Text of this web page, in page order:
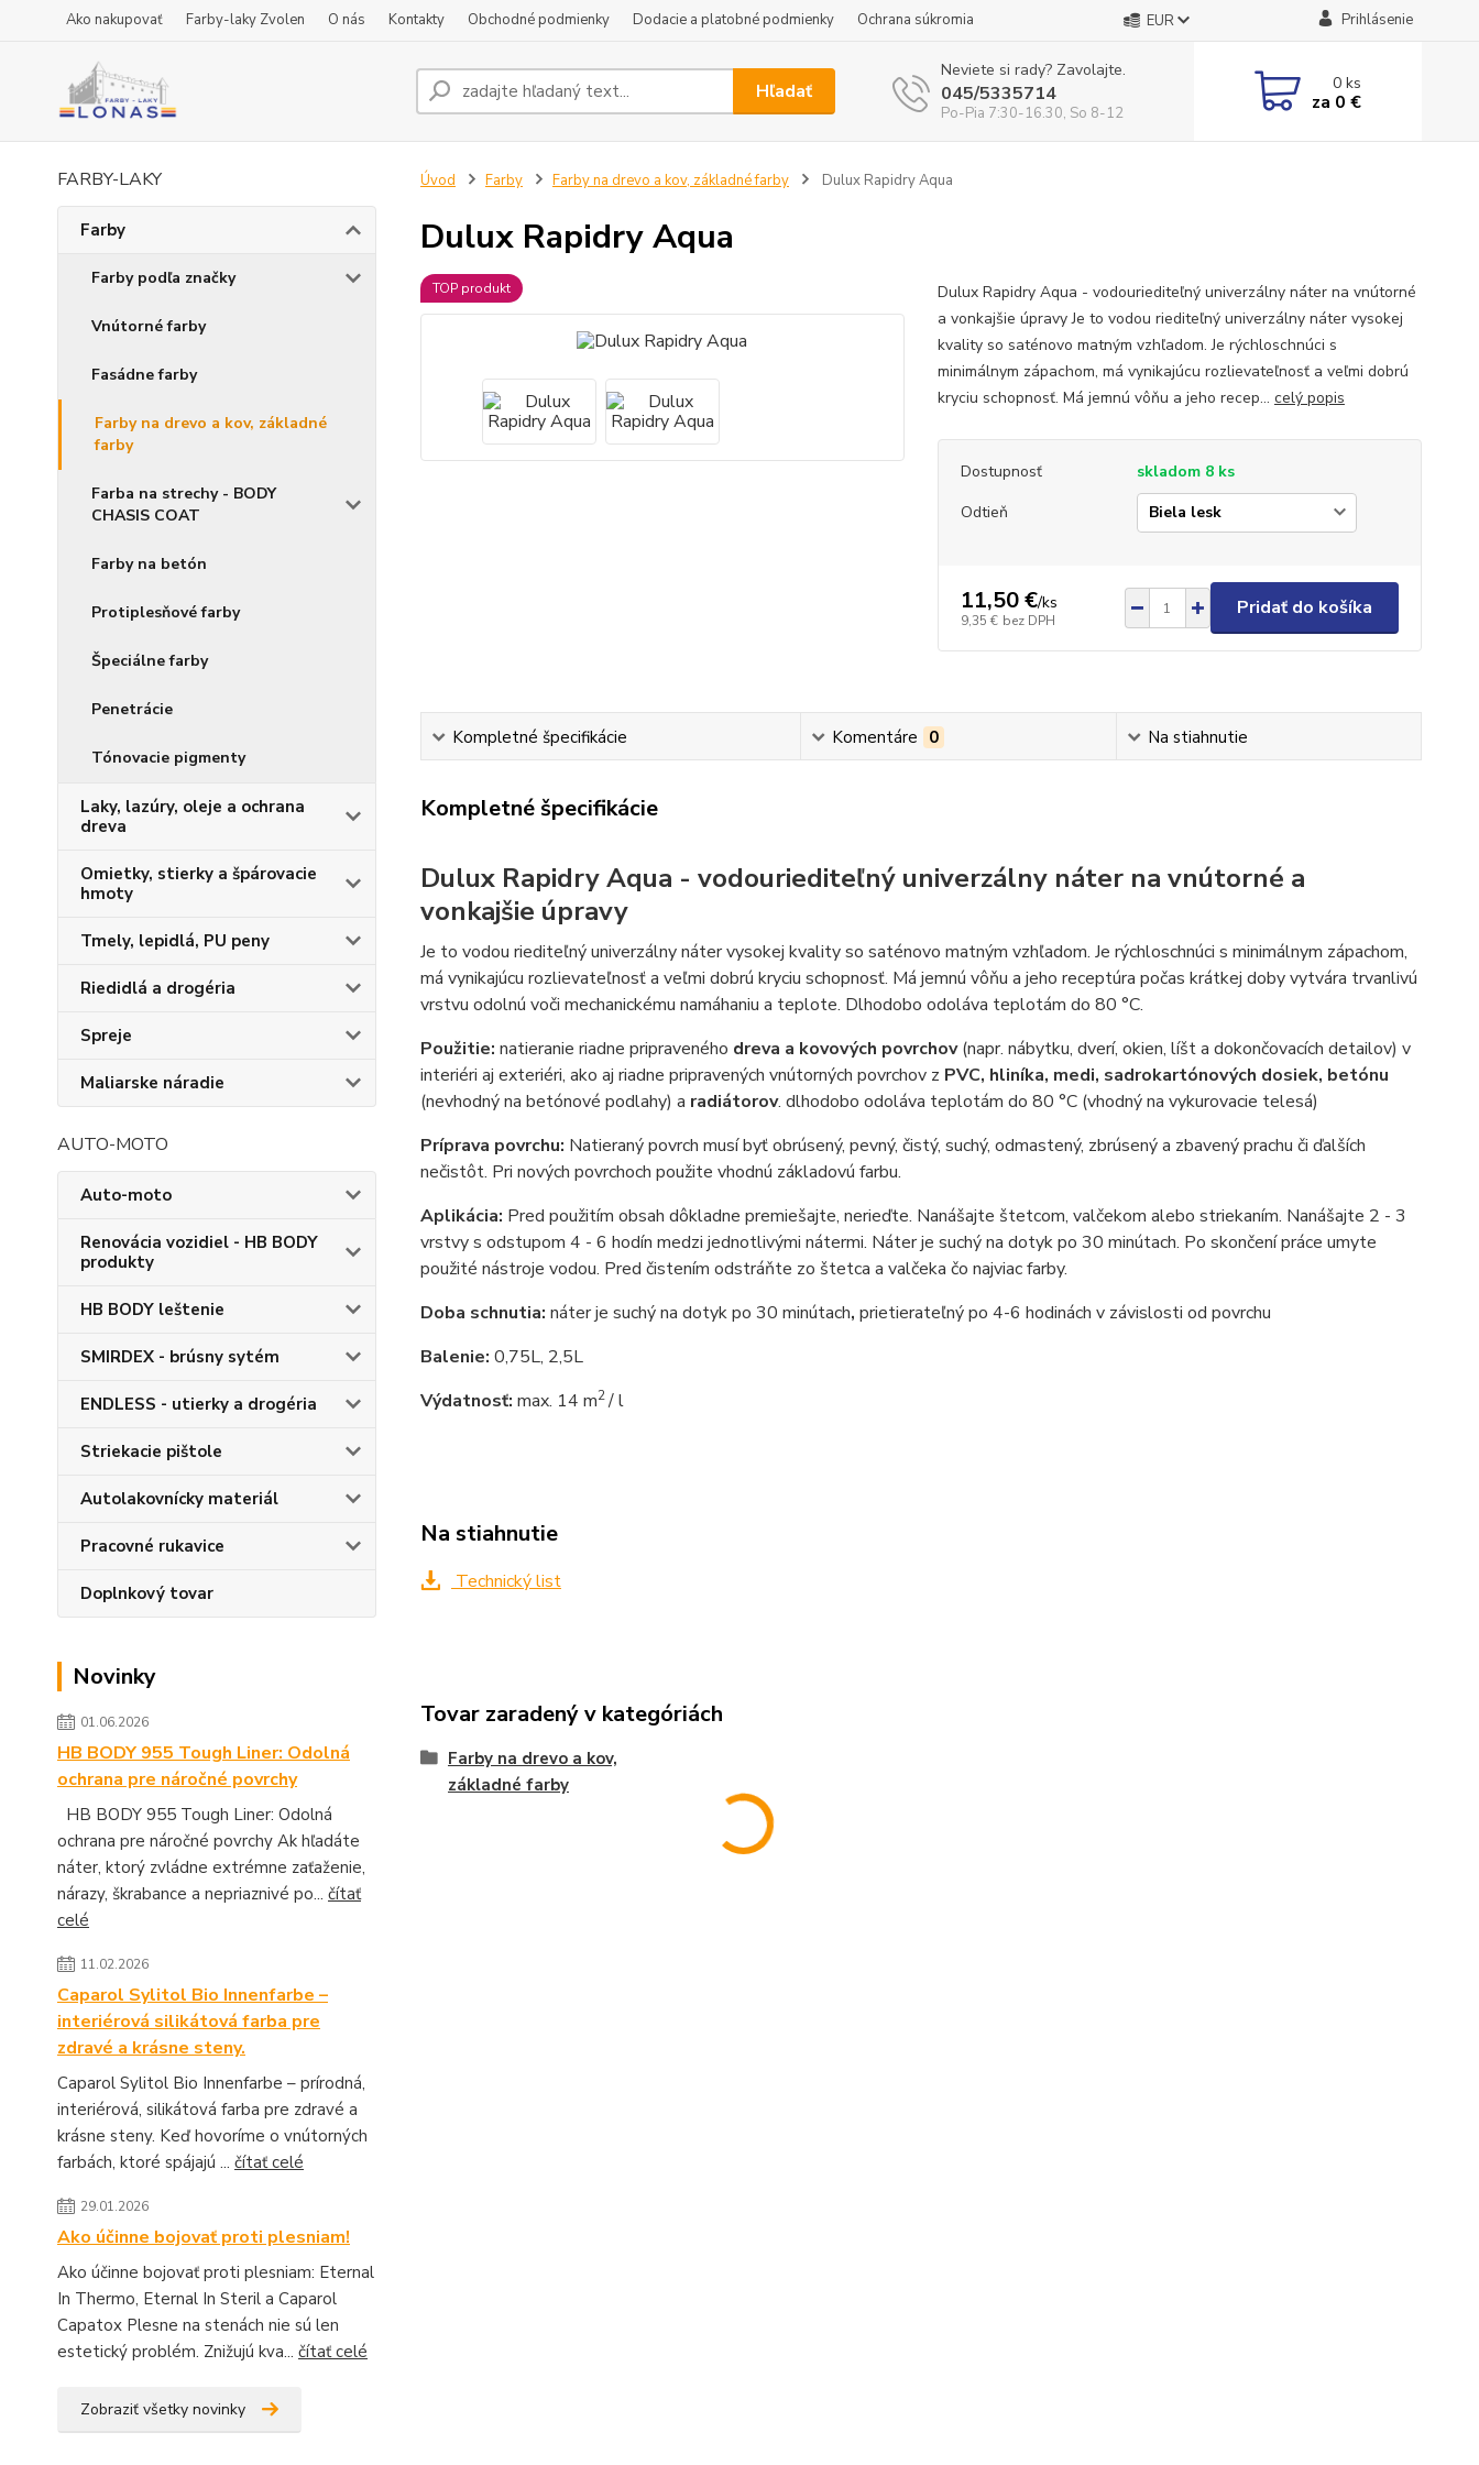
Ako nakupovať Farby-laky Zvolen O nás Kontakty Obchodné podmienky Dodacie a platobné podmienky Ochrana súkromia EUR Prihlásenie
Hľadať
Neviete si rady? Zavolajte.
045/5335714
Po-Pia 7:30-16.30, So 8-12
0ks
za 0 €
FARBY-LAKY
Farby
Farby podľa značky
Vnútorné farby
Fasádne farby
Farby na drevo a kov, základné
farby
Farba na strechy - BODY
CHASIS COAT
Farby na betón
Protiplesňové farby
Špeciálne farby
Penetrácie
Tónovacie pigmenty
Laky, lazúry, oleje a ochrana
dreva
Omietky, stierky a špárovacie
hmoty
Tmely, lepidlá, PU peny
Riedidlá a drogéria
Spreje
Maliarske náradie
AUTO-MOTO
Auto-moto
Renovácia vozidiel - HB BODY
produkty
HB BODY leštenie
SMIRDEX - brúsny sytém
ENDLESS - utierky a drogéria
Striekacie pištole
Autolakovnícky materiál
Pracovné rukavice
Doplnkový tovar
Novinky
01.06.2026
HB BODY 955 Tough Liner: Odolná
ochrana pre náročné povrchy
HB BODY 955 Tough Liner: Odolná
ochrana pre náročné povrchy Ak hľadáte
náter, ktorý zvládne extrémne zaťaženie,
nárazy, škrabance a nepriaznivé po... čítať
celé
11.02.2026
Caparol Sylitol Bio Innenfarbe –
interiérová silikátová farba pre
zdravé a krásne steny.
Caparol Sylitol Bio Innenfarbe – prírodná,
interiérová, silikátová farba pre zdravé a
krásne steny. Keď hovoríme o vnútorných
farbách, ktoré spájajú ... čítať celé
29.01.2026
Ako účinne bojovať proti plesniam!
Ako účinne bojovať proti plesniam: Eternal
In Thermo, Eternal In Steril a Caparol
Capatox Plesne na stenách nie sú len
estetický problém. Znižujú kva... čítať celé
Zobraziť všetky novinky
Úvod Farby Farby na drevo a kov, základné farby Dulux Rapidry Aqua
Dulux Rapidry Aqua
TOP produkt
Dulux Rapidry Aqua - vodouriediteľný univerzálny náter na vnútorné
a vonkajšie úpravy Je to vodou riediteľný univerzálny náter vysokej
kvality so saténovo matným vzhľadom. Je rýchloschnúci s
minimálnym zápachom, má vynikajúcu rozlievateľnosť a veľmi dobrú
kryciu schopnosť. Má jemnú vôňu a jeho recep... celý popis
Dostupnosť
skladom 8 ks
Odtieň
11,50 €/ks
9,35 € bez DPH
Pridať do košíka
Kompletné špecifikácie Komentáre 0 Na stiahnutie
Kompletné špecifikácie
Dulux Rapidry Aqua - vodouriediteľný univerzálny náter na vnútorné a
vonkajšie úpravy
Je to vodou riediteľný univerzálny náter vysokej kvality so saténovo matným vzhľadom. Je rýchloschnúci s minimálnym zápachom,
má vynikajúcu rozlievateľnosť a veľmi dobrú kryciu schopnosť. Má jemnú vôňu a jeho receptúra počas krátkej doby vytvára trvanlivú
vrstvu odolnú voči mechanickému namáhaniu a teplote. Dlhodobo odoláva teplotám do 80 °C.
Použitie: natieranie riadne pripraveného dreva a kovových povrchov(napr. nábytku, dverí, okien, líšt a dokončovacích detailov) v
interiéri aj exteriéri, ako aj riadne pripravených vnútorných povrchov z PVC, hliníka, medi, sadrokartónových dosiek, betónu
(nevhodný na betónové podlahy) a radiátorov. dlhodobo odoláva teplotám do 80 °C (vhodný na vykurovacie telesá)
Príprava povrchu: Natieraný povrch musí byť obrúsený, pevný, čistý, suchý, odmastený, zbrúsený a zbavený prachu či ďalších
nečistôt. Pri nových povrchoch použite vhodnú základovú farbu.
Aplikácia: Pred použitím obsah dôkladne premiešajte, nerieďte. Nanášajte štetcom, valčekom alebo striekaním. Nanášajte 2 - 3
vrstvy s odstupom 4 - 6 hodín medzi jednotlivými nátermi. Náter je suchý na dotyk po 30 minútach. Po skončení práce umyte
použité nástroje vodou. Pred čistením odstráňte zo štetca a valčeka čo najviac farby.
Doba schnutia: náter je suchý na dotyk po 30 minútach, prietierateľný po 4-6 hodinách v závislosti od povrchu
Balenie: 0,75L, 2,5L
Výdatnosť: max. 14 m2/ l
Na stiahnutie
Technický list
Tovar zaradený v kategóriách
Farby na drevo a kov,
základné farby